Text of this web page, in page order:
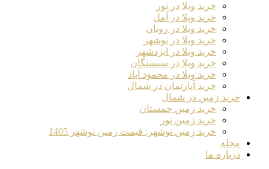
خرید ویلا در نور
خرید ویلا در آمل
خرید ویلا در رویان
خرید ویلا در نوشهر
خرید ویلا در ایزدشهر
خرید ویلا در سیسنگان
خرید ویلا در محمود آباد
خرید آپارتمان در شمال
خرید زمین در شمال
خرید زمین چمستان
خرید زمین نور
خرید زمین نوشهر: قیمت زمین نوشهر 1405
مجله
درباره ما